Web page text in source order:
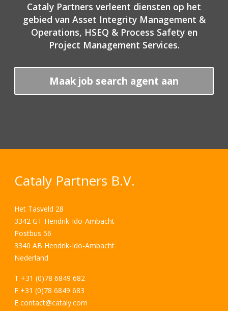
Cataly Partners verleent diensten op het
gebied van Asset Integrity Management &
Operations, HSEQ & Process Safety en
Project Management Services.
Maak job search agent aan
Cataly Partners B.V.
Het Tasveld 28
3342 GT Hendrik-Ido-Ambacht
Postbus 56
3340 AB Hendrik-Ido-Ambacht
Nederland
T +31 (0)78 6849 682
F +31 (0)78 6849 683
E contact@cataly.com